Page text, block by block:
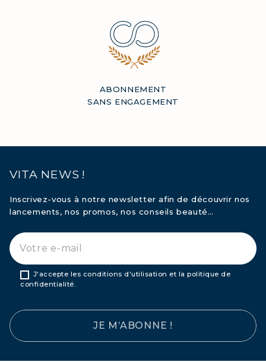
ABONNEMENT
SANS ENGAGEMENT
VITA NEWS !
Inscrivez-vous à notre newsletter afin de découvrir nos
lancements, nos promos, nos conseils beauté…
J'accepte les conditions d'utilisation et la politique de
confidentialité.
JE M’ABONNE !